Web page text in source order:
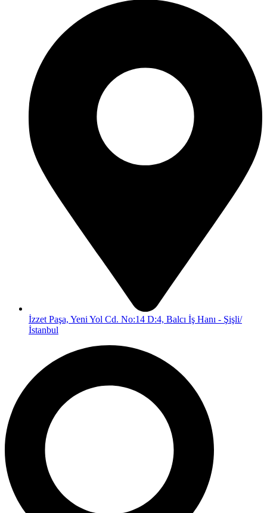
İzzet Paşa, Yeni Yol Cd. No:14 D:4, Balcı İş Hanı - Şişli/
İstanbul